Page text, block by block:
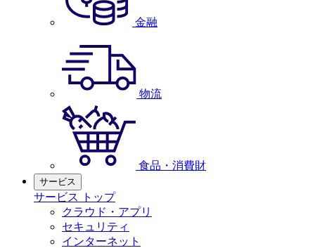
金融
物流
食品・消費財
サービス
サービス トップ
クラウド・アプリ
セキュリティ
インターネット